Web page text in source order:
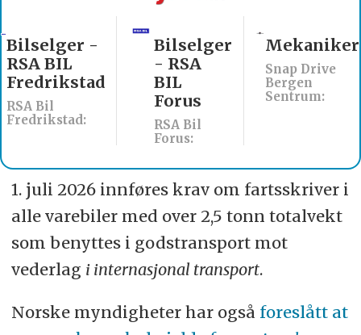
RSA Bil
Bilselger
- RSA
BIL
Forus
Snap Drive
Bergen
Sentrum:
Mekaniker
Billakkerer
søkes til
Werksta
Åsane
1. juli 2026 innføres krav om fartsskriver i
alle varebiler med over 2,5 tonn totalvekt
som benyttes i godstransport mot
vederlag i internasjonal transport.
Norske myndigheter har også foreslått at